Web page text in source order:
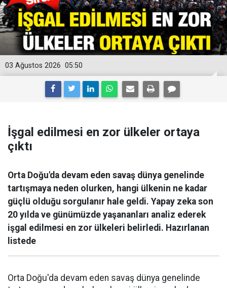
05:50
03 Ağustos 2026
İşgal edilmesi en zor ülkeler ortaya
çıktı
Orta Doğu'da devam eden savaş dünya genelinde
tartışmaya neden olurken, hangi ülkenin ne kadar
güçlü olduğu sorgulanır hale geldi. Yapay zeka son
20 yılda ve günümüzde yaşananları analiz ederek
işgal edilmesi en zor ülkeleri belirledi. Hazırlanan
listede
Orta Doğu'da devam eden savaş dünya genelinde